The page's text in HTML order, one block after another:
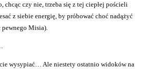
chcąc czy nie, trzeba się z tej ciepłej pościeli
z siebie energię, by próbować choć nadążyć
pewnego Misia).
wysypiać… Ale niestety ostatnio widoków na